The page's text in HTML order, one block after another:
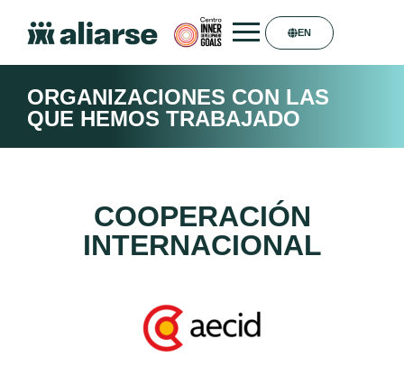
EN
ORGANIZACIONES CON LAS
QUE HEMOS TRABAJADO
COOPERACIÓN
INTERNACIONAL